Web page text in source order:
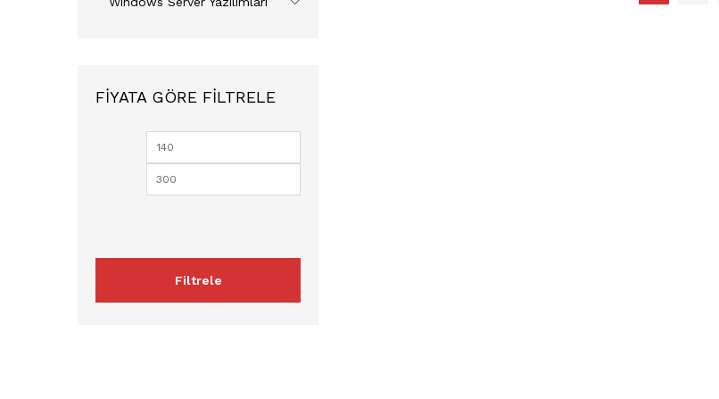
FIYATA GÖRE FILTRELE
En
düşük
fiyat fiyat
Filtrele